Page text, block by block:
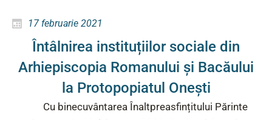
17 februarie 2021
Întâlnirea instituțiilor sociale din
Arhiepiscopia Romanului și Bacăului
la Protopopiatul Onești
Cu binecuvântarea Înaltpreasfințitului Părinte